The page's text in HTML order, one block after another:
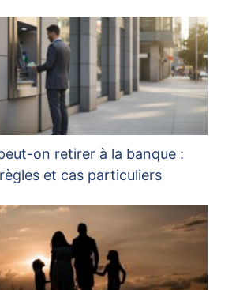
on retirer à la banque :
et cas particuliers